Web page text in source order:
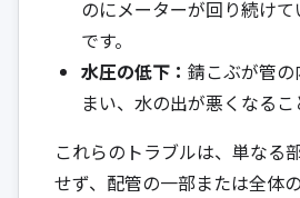
のにメーターが回り続け
です。
水圧の低下： 錆こぶが管
まい、水の出が悪くなるこ
これらのトラブルは、単なる
せず、配管の一部または全体